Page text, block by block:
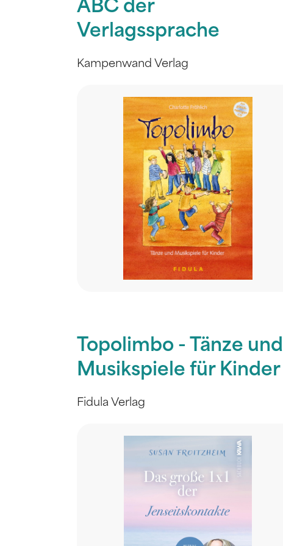
ABC der
Verlagssprache
Kampenwand Verlag
Topolimbo - Tänze und
Musikspiele für Kinder
Fidula Verlag